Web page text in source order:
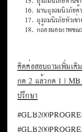
ม่านถุงลมนิรภัย
ถุงลมนิรภัยหัวเข่
กล้องมองภาพข
ติดต่อสอบถามเพิ่มเติ
กด 2 แล้วกด 1 | MB
ปรึกษา